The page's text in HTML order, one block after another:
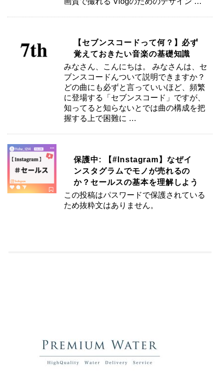
【セブンスコードって何？】必ず
覚えておきたい音楽の基礎知識
みなさん、こんにちは。 みなさんは、セ
ブンスコードんついて説明できますか？
どの曲にも必ずと言っていいほど、頻繁
に登場する「セブンスコード」ですが、
知ってると知らないとでは曲の構成を把
握する上で困難に …
保護中: 【#Instagram】なぜイ
ンスタグラムでモノが売れるの
か？セールスの基本を理解しよう
この投稿はパスワードで保護されている
ため抜粋文はありません。